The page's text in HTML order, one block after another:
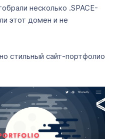
несколько .SPACE-
этот домен и не
стильный сайт-портфолио